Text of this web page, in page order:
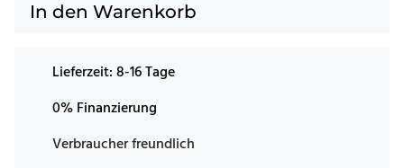
In den Warenkorb
Lieferzeit:8-16 Tage
0% Finanzierung
Verbraucher freundlich